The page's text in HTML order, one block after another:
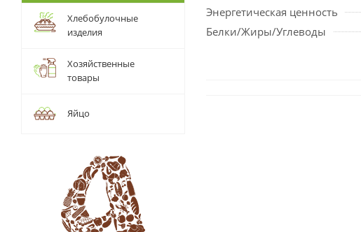
Энергетическая ценность
Белки/Жиры/Углеводы
Хлебобулочные
изделия
Хозяйственные
товары
Яйцо